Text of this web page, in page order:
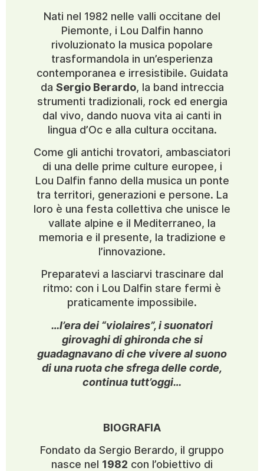
Nati nel 1982 nelle valli occitane del
Piemonte, i Lou Dalfin hanno
rivoluzionato la musica popolare
trasformandola in un’esperienza
contemporanea e irresistibile. Guidata
da Sergio Berardo, la band intreccia
strumenti tradizionali, rock ed energia
dal vivo, dando nuova vita ai canti in
lingua d’Oc e alla cultura occitana.
Come gli antichi trovatori, ambasciatori
di una delle prime culture europee, i
Lou Dalfin fanno della musica un ponte
tra territori, generazioni e persone. La
loro è una festa collettiva che unisce le
vallate alpine e il Mediterraneo, la
memoria e il presente, la tradizione e
l’innovazione.
Preparatevi a lasciarvi trascinare dal
ritmo: con i Lou Dalfin stare fermi è
praticamente impossibile.
…l’era dei “violaires”, i suonatori
girovaghi di ghironda che si
guadagnavano di che vivere al suono
di una ruota che sfrega delle corde,
continua tutt’oggi…
BIOGRAFIA
Fondato da Sergio Berardo, il gruppo
nasce nel 1982 con l’obiettivo di